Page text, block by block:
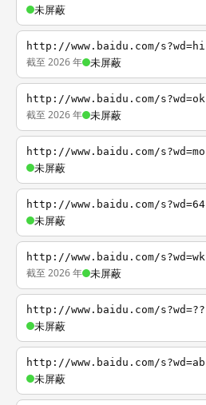
未屏蔽
http://www.baidu.com/s?wd=hi
截至 2026 年 未屏蔽
http://www.baidu.com/s?wd=ok
截至 2026 年 未屏蔽
http://www.baidu.com/s?wd=mo
未屏蔽
http://www.baidu.com/s?wd=64
未屏蔽
http://www.baidu.com/s?wd=wk
截至 2026 年 未屏蔽
http://www.baidu.com/s?wd=??
未屏蔽
http://www.baidu.com/s?wd=ab
未屏蔽